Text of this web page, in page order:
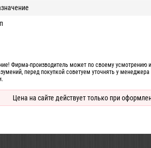
Фирма-производитель может по своему усмотрению
перед покупкой советуем уточнять у
Цена на сайте действует только при